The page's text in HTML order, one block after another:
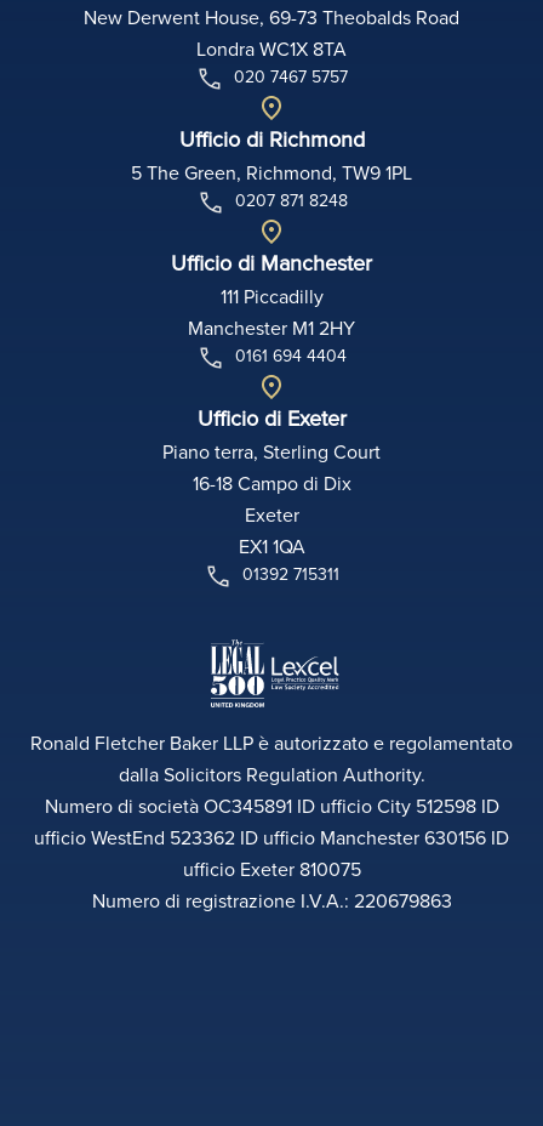
New Derwent House, 69-73 Theobalds Road
Londra WC1X 8TA
020 7467 5757
Ufficio di Richmond
5 The Green, Richmond, TW9 1PL
0207 871 8248
Ufficio di Manchester
111 Piccadilly
Manchester M1 2HY
0161 694 4404
Ufficio di Exeter
Piano terra, Sterling Court
16-18 Campo di Dix
Exeter
EX1 1QA
01392 715311
Ronald Fletcher Baker LLP è autorizzato e regolamentato
dalla Solicitors Regulation Authority.
Numero di società OC345891 ID ufficio City 512598 ID
ufficio WestEnd 523362 ID ufficio Manchester 630156 ID
ufficio Exeter 810075
Numero di registrazione I.V.A.: 220679863